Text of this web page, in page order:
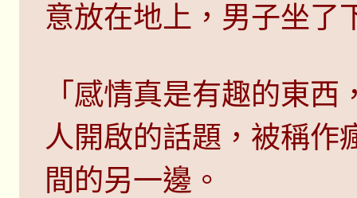
意放在地上，男子坐了
「感情真是有趣的東
人開啟的話題，被稱作
間的另一邊。